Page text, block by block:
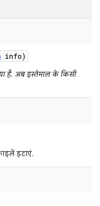
info)
है. अब इस्तेमाल के किसी
हटाएं.